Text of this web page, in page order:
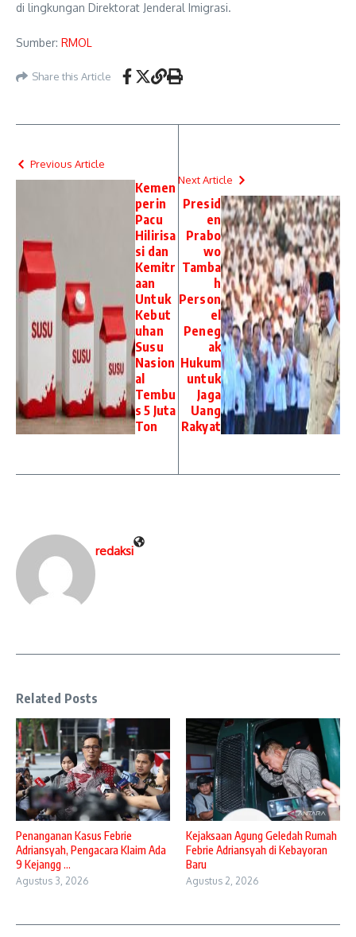
di lingkungan Direktorat Jenderal Imigrasi.
Sumber: RMOL
Share this Article
Previous Article
Kemen
perin
Pacu
Hilirisa
si dan
Kemitr
aan
Untuk
Kebut
uhan
Susu
Nasion
al
Tembu
s 5 Juta
Ton
Next Article
Presid
en
Prabo
wo
Tamba
h
Person
el
Peneg
ak
Hukum
untuk
Jaga
Uang
Rakyat
redaksi
Related Posts
Penanganan Kasus Febrie
Adriansyah, Pengacara Klaim Ada
9 Kejangg ...
Agustus 3, 2026
Kejaksaan Agung Geledah Rumah
Febrie Adriansyah di Kebayoran
Baru
Agustus 2, 2026